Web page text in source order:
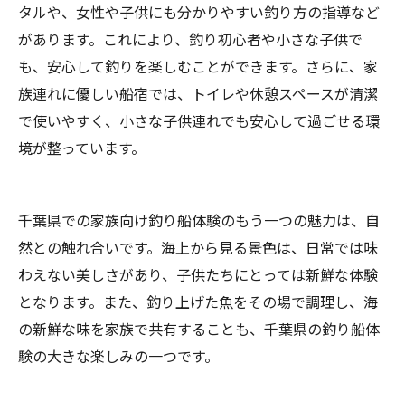
タルや、女性や子供にも分かりやすい釣り方の指導など
があります。これにより、釣り初心者や小さな子供で
も、安心して釣りを楽しむことができます。さらに、家
族連れに優しい船宿では、トイレや休憩スペースが清潔
で使いやすく、小さな子供連れでも安心して過ごせる環
境が整っています。
千葉県での家族向け釣り船体験のもう一つの魅力は、自
然との触れ合いです。海上から見る景色は、日常では味
わえない美しさがあり、子供たちにとっては新鮮な体験
となります。また、釣り上げた魚をその場で調理し、海
の新鮮な味を家族で共有することも、千葉県の釣り船体
験の大きな楽しみの一つです。